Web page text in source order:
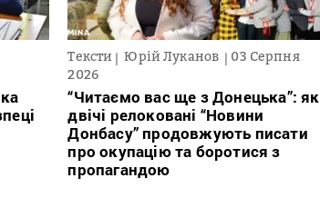
Тексти Юрій Луканов
03 Серпня
2026
“Читаємо вас ще з Донецька”: як
двічі релоковані “Новини
Донбасу” продовжують писати
про окупацію та боротися з
пропагандою